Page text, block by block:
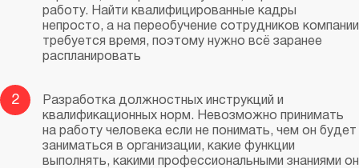
работу. Найти квалифицированные кадры
непросто, а на переобучение сотрудников компании
требуется время, поэтому нужно всё заранее
распланировать
2
Разработка должностных инструкций и
квалификационных норм. Невозможно принимать
на работу человека если не понимать, чем он будет
заниматься в организации, какие функции
выполнять, какими профессиональными знаниями он